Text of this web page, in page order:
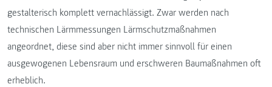
gestalterisch komplett vernachlässigt. Zwar werden nach
technischen Lärmmessungen Lärmschutzmaßnahmen
angeordnet, diese sind aber nicht immer sinnvoll für einen
ausgewogenen Lebensraum und erschweren Baumaßnahmen oft
erheblich.